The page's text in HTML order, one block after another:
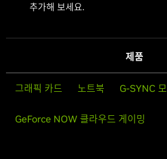
추가해 보세요.
제품
그래픽 카드 노트북 G-SYNC
GeForce NOW 클라우드 게이밍